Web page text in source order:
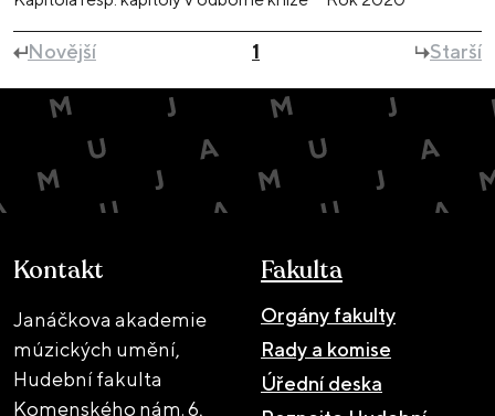
Novější 1 Starší
Kontakt
Janáčkova akademie
múzických umění,
Hudební fakulta
Komenského nám. 6,
Fakulta
Orgány fakulty
Rady a komise
Úřední deska